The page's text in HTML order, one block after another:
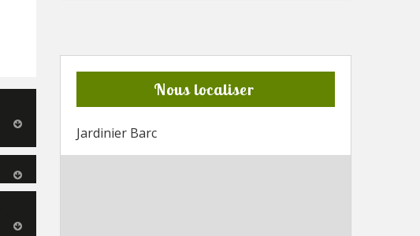
Nous localiser
Jardinier Barc